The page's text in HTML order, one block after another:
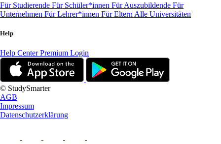
Für Studierende Für Schüler*innen Für Auszubildende Für
Unternehmen Für Lehrer*innen Für Eltern Alle Universitäten
Help
Help CenterPremium Login
© StudySmarter
AGB
Impressum
Datenschutzerklärung